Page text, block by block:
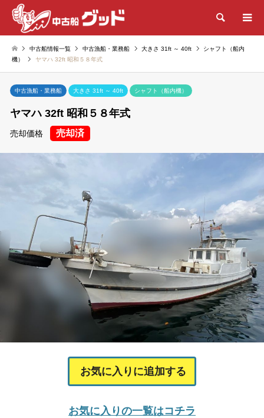
検索
中古船情報一覧 中古漁船・業務船 大きさ 31ft ～ 40ft
シャフト（船内
機）
ヤマハ 32ft 昭和５８年式
中古漁船・業務船 大きさ 31ft ～ 40ft シャフト（船内機）
ヤマハ 32ft 昭和５８年式
売却価格 売却済
お気に入りに追加する
お気に入りの一覧はコチラ